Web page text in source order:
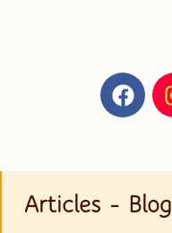
Articles - Blog